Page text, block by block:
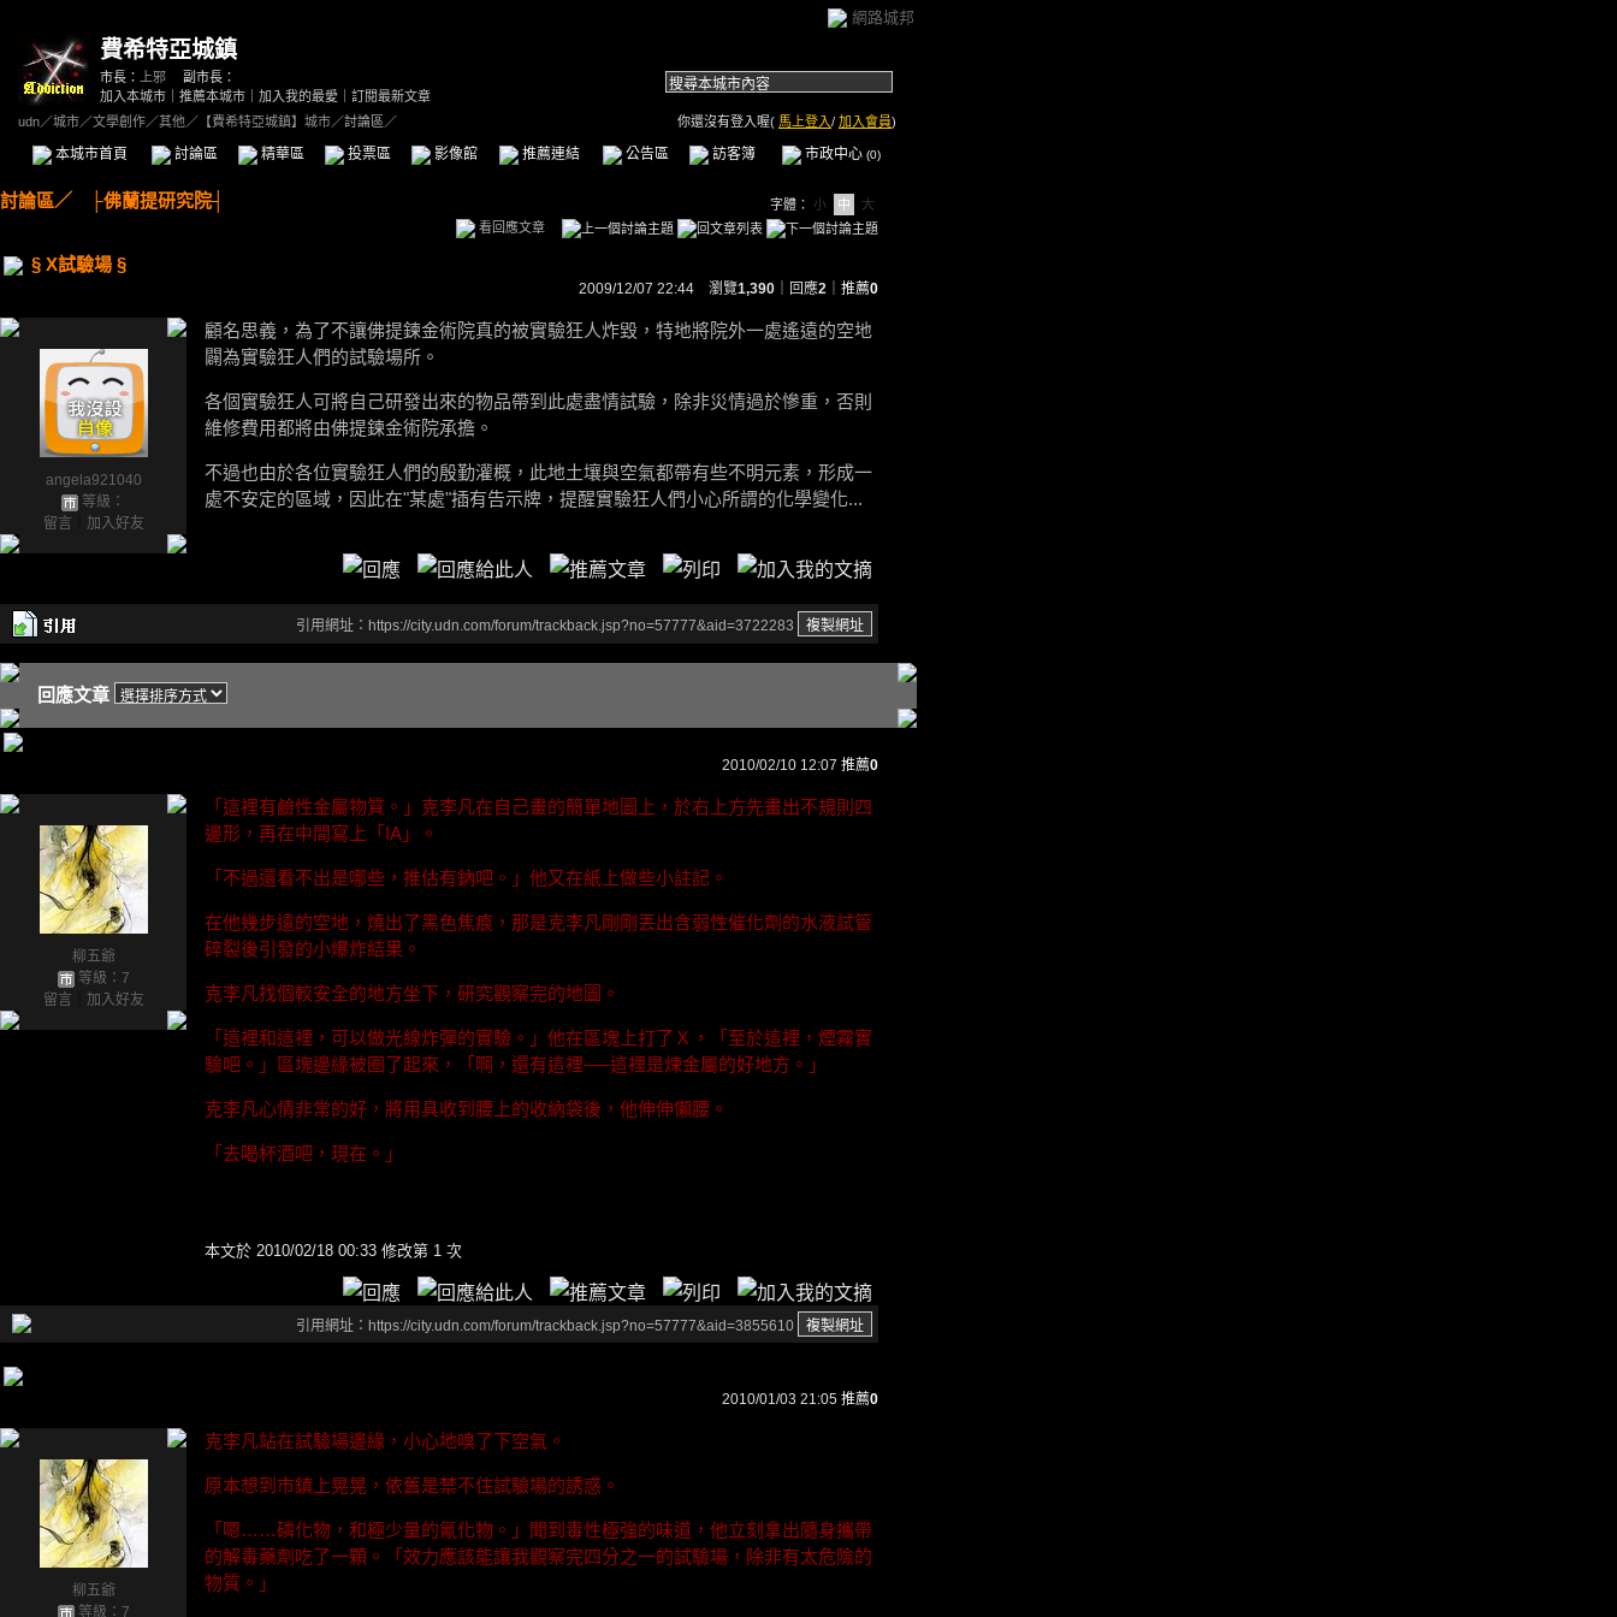
網路城邦
費希特亞城鎮
市長： 上邪
副市長：
加入本城市
推薦本城市 加入我的最愛
訂閱最新文章
udn／城市／文學創作／其他／ 【費希特亞城鎮】城市／討論區／ 你還沒有登入喔( 馬上登入/ 加入會員)
本城市首頁 討論區 精華區 投票區 影像館 推薦連結 公告區 訪客簿 市政中心 (0)
討論區／ ├佛蘭提研究院┤ 字體： 小 中
大
看回應文章
§ X試驗場 §
2009/12/07 22:44 瀏覽1,390 ｜回應2 推薦0
angela921040
等級：
留言
加入好友
顧名思義，為了不讓佛提鍊金術院真的被實驗狂人炸毀，特地將院外一處遙遠的空地
闢為實驗狂人們的試驗場所。
各個實驗狂人可將自己研發出來的物品帶到此處盡情試驗，除非災情過於慘重，否則
維修費用都將由佛提鍊金術院承擔。
不過也由於各位實驗狂人們的殷勤灌概，此地土壤與空氣都帶有些不明元素，形成一
處不安定的區域，因此在"某處"插有告示牌，提醒實驗狂人們小心所謂的化學變化...
引用網址：https://city.udn.com/forum/trackback.jsp?no=57777&aid=3722283
回應文章
2010/02/10 12:07 推薦0
柳五爺
等級：7
留言
加入好友
「這裡有鹼性金屬物質。」克李凡在自己畫的簡單地圖上，於右上方先畫出不規則四
邊形，再在中間寫上「IA」。
「不過還看不出是哪些，推估有鈉吧。」他又在紙上做些小註記。
在他幾步遠的空地，燒出了黑色焦痕，那是克李凡剛剛丟出含弱性催化劑的水液試管
碎裂後引發的小爆炸結果。
克李凡找個較安全的地方坐下，研究觀察完的地圖。
「這裡和這裡，可以做光線炸彈的實驗。」他在區塊上打了Ｘ，「至於這裡，煙霧實
驗吧。」區塊邊緣被圈了起來，「啊，還有這裡──這裡是煉金屬的好地方。」
克李凡心情非常的好，將用具收到腰上的收納袋後，他伸伸懶腰。
「去喝杯酒吧，現在。」
本文於 2010/02/18 00:33 修改第 1 次
引用網址：https://city.udn.com/forum/trackback.jsp?no=57777&aid=3855610
2010/01/03 21:05 推薦0
柳五爺
等級：7
克李凡站在試驗場邊緣，小心地嗅了下空氣。
原本想到市鎮上晃晃，依舊是禁不住試驗場的誘惑。
「嗯……磷化物，和極少量的氰化物。」聞到毒性極強的味道，他立刻拿出隨身攜帶
的解毒藥劑吃了一顆。「效力應該能讓我觀察完四分之一的試驗場，除非有太危險的
物質。」